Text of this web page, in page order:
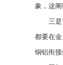
象，这阐
三是节
都要在
铜铝衔